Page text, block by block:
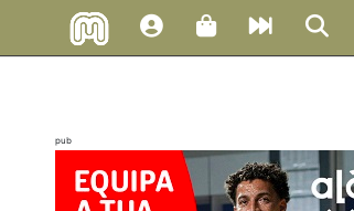
pub